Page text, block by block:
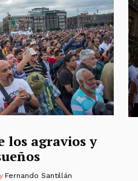
los agravios y
y Fernando Santillán